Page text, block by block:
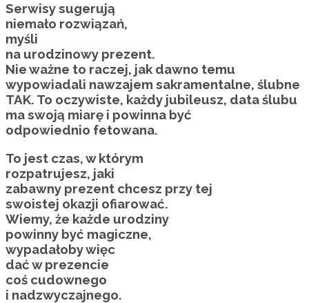
Serwisy sugerują
niemało rozwiązań,
myśli
na urodzinowy prezent.
Nie ważne to raczej, jak dawno temu
wypowiadali nawzajem sakramentalne, ślubne
TAK. To oczywiste, każdy jubileusz, data ślubu
ma swoją miarę i powinna być
odpowiednio fetowana.
To jest czas, w którym
rozpatrujesz, jaki
zabawny prezent chcesz przy tej
swoistej okazji ofiarować.
Wiemy, że każde urodziny
powinny być magiczne,
wypadałoby więc
dać w prezencie
coś cudownego
i nadzwyczajnego.